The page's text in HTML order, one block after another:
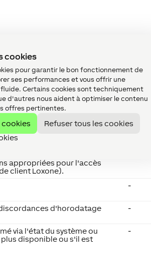
cookies
pour garantir le bon fonctionnement de
ses performances et vous offrir une
Certains cookies sont techniquement
d'autres nous aident à optimiser le contenu
offres pertinentes.
cookies
Refuser tous les cookies
MB-Secure (par
Important :
appropriées pour l'accès
client Loxone).
-
d'horodatage
-
via l'état du système ou
disponible ou s'il est
-